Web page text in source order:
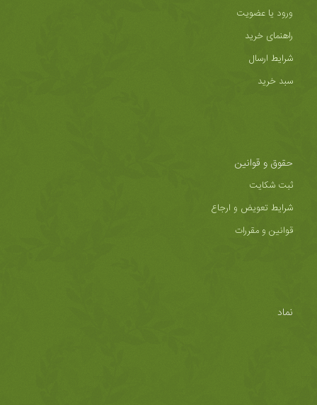
ورود یا عضویت
راهنمای خرید
شرایط ارسال
سبد خرید
حقوق و قوانین
ثبت شکایت
شرایط تعویض و ارجاع
قوانین و مقررات
نماد